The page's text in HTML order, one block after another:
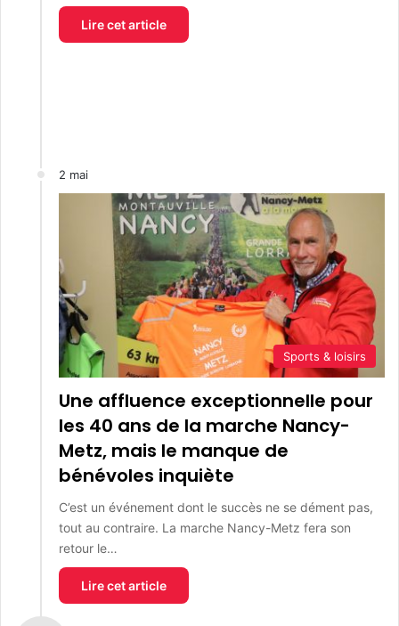
Lire cet article
2 mai
Sports & loisirs
Une affluence exceptionnelle pour
les 40 ans de la marche Nancy-
Metz, mais le manque de
bénévoles inquiète
C’est un événement dont le succès ne se dément pas,
tout au contraire. La marche Nancy-Metz fera son
retour le…
Lire cet article